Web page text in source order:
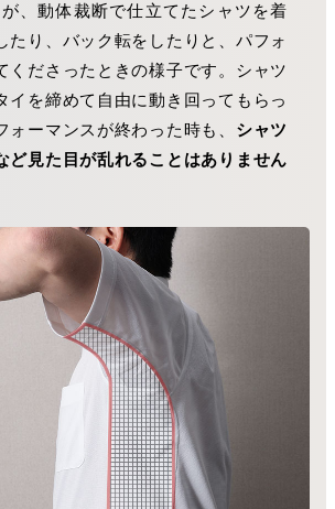
、動体裁断で仕立てたシャツを着
たり、バック転をしたりと、パフォ
くださったときの様子です。シャツ
イを締めて自由に動き回ってもらっ
ォーマンスが終わった時も、 シャツ
ど見た目が乱れることはありません